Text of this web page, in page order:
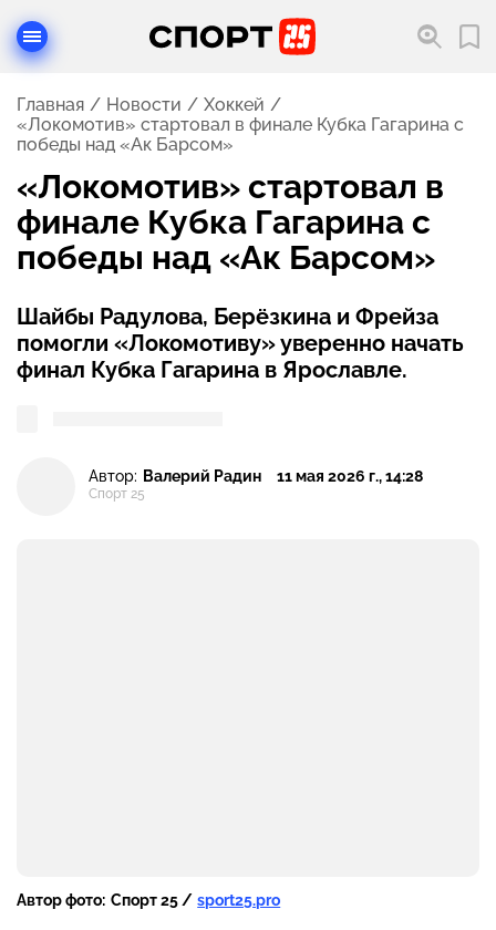
Главная Новости
Хоккей
«Локомотив» стартовал в финале Кубка Гагарина с
победы над «Ак Барсом»
«Локомотив» стартовал в
финале Кубка Гагарина с
победы над «Ак Барсом»
Шайбы Радулова, Берёзкина и Фрейза
помогли «Локомотиву» уверенно начать
финал Кубка Гагарина в Ярославле.
Автор: Валерий Радин
Спорт 25
11 мая 2026 г., 14:28
Автор фото: Спорт 25 / sport25.pro